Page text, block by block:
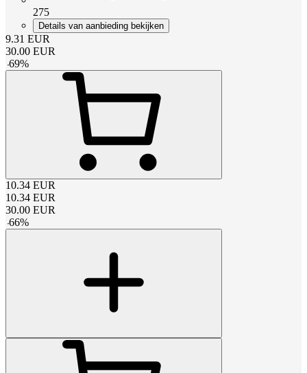
275
Details van aanbieding bekijken
9.31 EUR
30.00 EUR
-69%
10.34 EUR
10.34 EUR
30.00 EUR
-66%